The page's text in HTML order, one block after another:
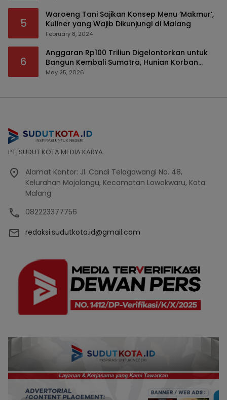
5
Waroeng Tani Sajikan Konsep Menu ‘Makmur’,
Kuliner yang Wajib Dikunjungi di Malang
February 8, 2024
6
Anggaran Rp100 Triliun Digelontorkan untuk
Bangun Kembali Sumatra, Hunian Korban
Bencana Bakal Difokuskan
May 25, 2026
PT. SUDUT KOTA MEDIA KARYA
Alamat Kantor: Jl. Candi Telagawangi No. 48,
Kelurahan Mojolangu, Kecamatan Lowokwaru, Kota
Malang
082223377756
redaksi.sudutkota.id@gmail.com